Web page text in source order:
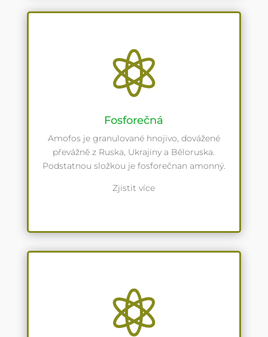

Fosforečná
Amofos je granulované hnojivo, dovážené
převážně z Ruska, Ukrajiny a Běloruska.
Podstatnou složkou je fosforečnan amonný.
Zjistit více
